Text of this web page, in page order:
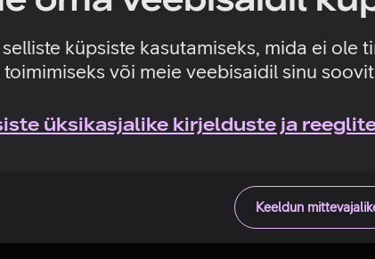
küpsiste kasutamiseks, mida ei ole
või meie veebisaidil sinu
üksikasjalike kirjelduste ja
Keeldun